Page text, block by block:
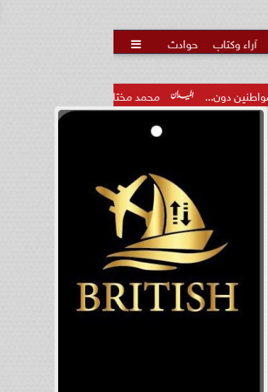
آراء وكتاب حوادث 
محمد مختار جمعة: بدل البطالة يجب ألا يتحول